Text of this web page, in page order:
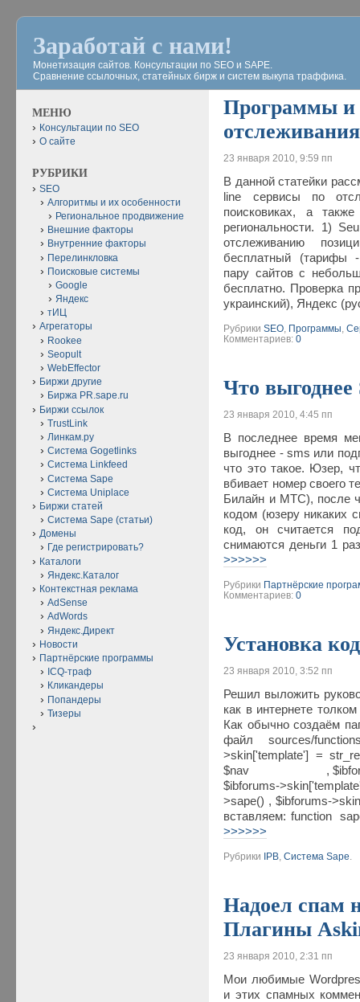
Заработай с нами!
Монетизация сайтов. Консультации по SEO и SAPE.
Сравнение ссылочных, статейных бирж и систем выкупа траффика.
Программы и
23 января 2010, 9:59 пп
В данной статейки
line сервисы по
поисковиках, а
региональности. 1)
отслеживанию
бесплатный (тарифы -
пару сайтов с
бесплатно. Проверка
украинский), Яндекс
Рубрики SEO Программы ,
Комментариев:0
Что
23 января 2010, 4:45 пп
В последнее время
выгоднее - sms или
что это такое. Юзер,
вбивает номер своего
Билайн и МТС), после
кодом (юзеру никаких
код, он считается
снимаются деньги 1
>>>>>>
Рубрики Партнёрские
Комментариев:0
Установка
23 января 2010, 3:52 пп
Решил выложить
как в интернете
Как обычно создаём
файл sources/
>skin['template'] =
$nav , $ibforums-
$ibforums-
>sape() , $ibforums-
вставляем: function
>>>>>>
Рубрики IPB ,Система Sape
Надоел спам
Плагины
23 января 2010, 2:31 пп
Мои любимые
и этих спамных
МЕНЮ
Консультации по SEO
О сайте
РУБРИКИ
SEO
Алгоритмы и их особенности
Региональное продвижение
Внешние факторы
Внутренние факторы
Перелинкловка
Поисковые системы
Google
Яндекс
тИЦ
Агрегаторы
Rookee
Seopult
WebEffector
Биржи другие
Биржа PR.sape.ru
Биржи ссылок
TrustLink
Линкам.ру
Система Gogetlinks
Система Linkfeed
Система Sape
Система Uniplace
Биржи статей
Система Sape (статьи)
Домены
Где регистрировать?
Каталоги
Яндекс.Каталог
Контекстная реклама
AdSense
AdWords
Яндекс.Директ
Новости
Партнёрские программы
ICQ-траф
Кликандеры
Попандеры
Тизеры